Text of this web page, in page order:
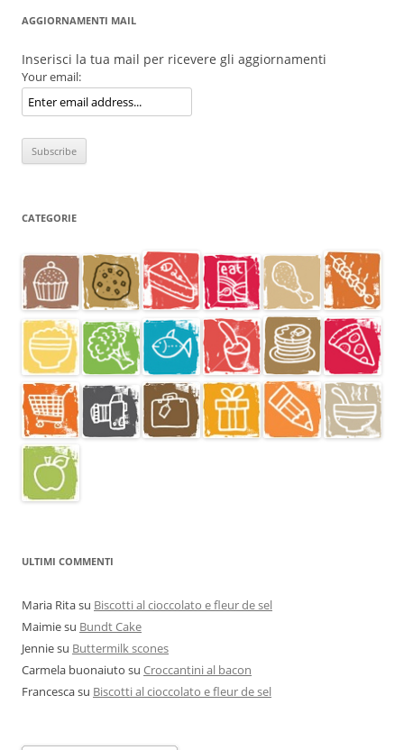
AGGIORNAMENTI MAIL
Inserisci la tua mail per ricevere gli aggiornamenti
Your email:
CATEGORIE
ULTIMI COMMENTI
Maria Ritasu Biscotti al cioccolato e fleur de sel
Maimiesu Bundt Cake
Jenniesu Buttermilk scones
Carmela buonaiuto su Croccantini al bacon
Francescasu Biscotti al cioccolato e fleur de sel